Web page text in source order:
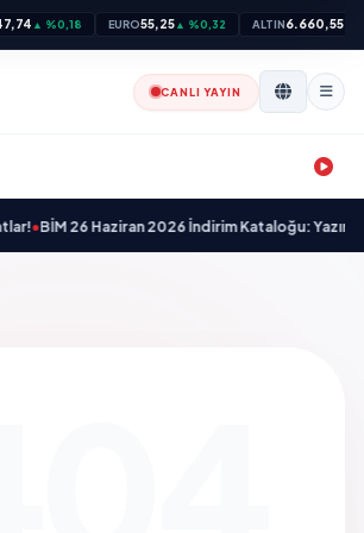
▲ %0,18 EURO55,25▲ %0,32 ALTIN6.660,55
CANLI YAYIN
BİM 26 Haziran 2026 İndirim Kataloğu: Yazınızı